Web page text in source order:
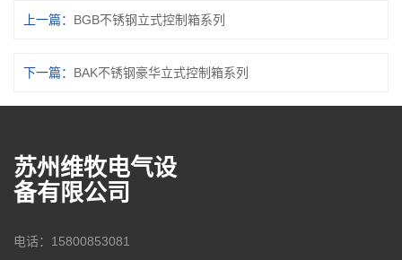
上一篇： BGB不锈钢立式控制箱系列
下一篇： BAK不锈钢豪华立式控制箱系列
苏州维牧电气设
备有限公司
电话：15800853081